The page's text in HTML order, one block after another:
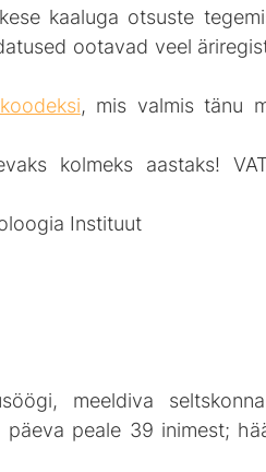
kaaluga otsuste
ootavad veel
, mis valmis tänu
kolmeks aastaks!
Instituut
meeldiva
peale 39 inimest;